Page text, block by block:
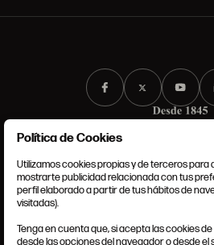
CONDICIONES
POLÍTICA DE
Política de Cookies
Utilizamos cookies propias y de terceros para
mostrarte publicidad relacionada con tus
perfil elaborado a partir de tus hábitos de
visitadas).
Tenga en cuenta que, si acepta las cookies
desde las opciones del navegador o desde el